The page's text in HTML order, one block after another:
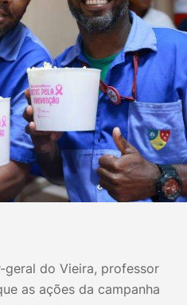
geral do Vieira, professor
as ações da campanha